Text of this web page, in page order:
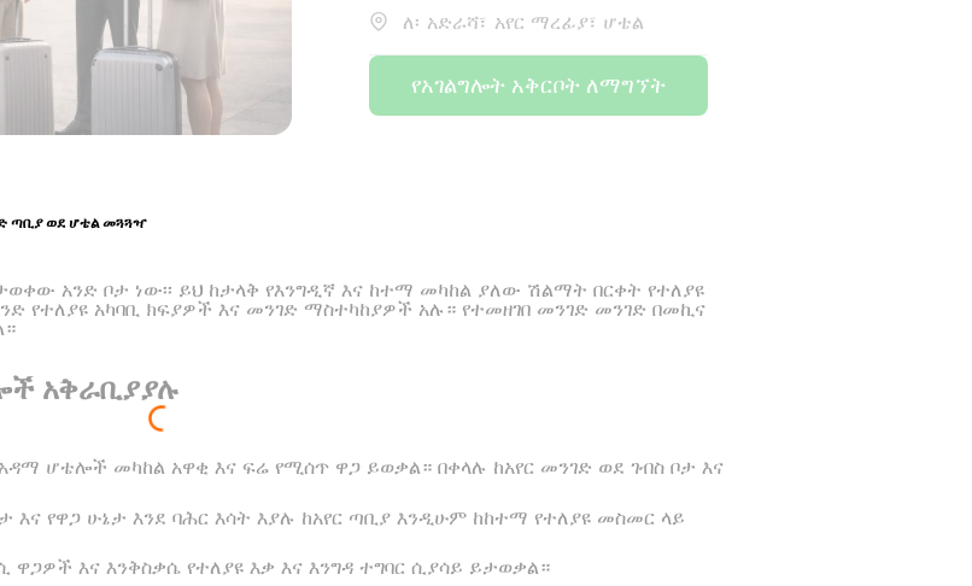
ለ፡ አድራሻ፣ አየር ማረፊያ፣ ሆቴል
የአገልግሎት አቅርቦት ለማግኘት
ጣቢያ ወደ ሆቴል መጓጓዣ
አንድ ቦታ ነው፡፡ ይህ ከታላቅ የእንግዲኛ እና ከተማ መካከል ያለው ሽልማት በርቀት የተለያዩ
የተለያዩ አካባቢ ክፍያዎች እና መንገድ ማስተካከያዎች አሉ። የተመዘገበ መንገድ መንገድ በመኪና
አቅራቢያያሉ
ሆቴሎች መካከል አዋቂ እና ፍሬ የሚሰጥ ዋጋ ይወቃል። በቀላሉ ከአየር መንገድ ወደ ገብስ ቦታ እና
እና የዋጋ ሁኔታ እንደ ባሕር እሳት እያሉ ከአየር ጣቢያ እንዲሁም ከከተማ የተለያዩ መስመር ላይ
ዋጋዎች እና እንቅስቃሴ የተለያዩ እቃ እና እንግዳ ተግባር ሲያሳይ ይታወቃል።